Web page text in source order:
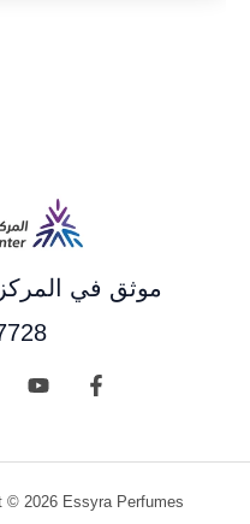
موثق في
© 2026 Essyra Perfumes